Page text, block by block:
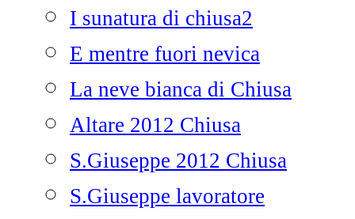
I sunatura di chiusa2
E mentre fuori nevica
La neve bianca di Chiusa
Altare 2012 Chiusa
S.Giuseppe 2012 Chiusa
S.Giuseppe lavoratore